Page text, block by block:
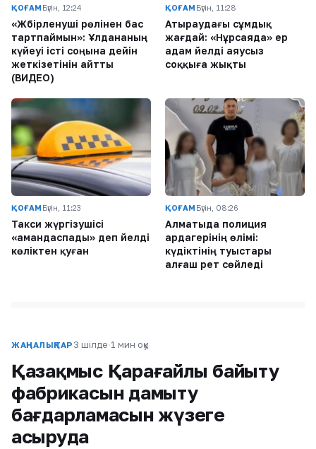
ҚОҒАМ Бүгін, 12:24
«Жәбірленуші рөлінен бас
тартпаймын»: Ұлдананың
күйеуі істі соңына дейін
жеткізетінін айтты
(ВИДЕО)
ҚОҒАМ Бүгін, 11:28
Атыраудағы сұмдық
жағдай: «Нұрсаяда» ер
адам әйелді аяусыз
соққыға жықты
ҚОҒАМ Бүгін, 11:23
Такси жүргізушісі
«амандаспады» деп әйелді
көліктен қуған
ҚОҒАМ Бүгін, 08:26
Алматыда полиция
ардагерінің өлімі:
күдіктінің туыстары
алғаш рет сөйледі
ЖАҢАЛЫҚТАР 3 шілде·1 мин оқу
Қазақмыс Қарағайлы байыту
фабрикасын дамыту
бағдарламасын жүзеге
асыруда